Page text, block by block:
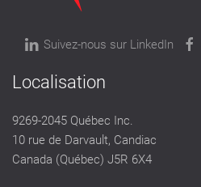
Suivez-nous sur LinkedIn
Localisation
9269-2045 Québec Inc.
10 rue de Darvault, Candiac
Canada (Québec) J5R 6X4